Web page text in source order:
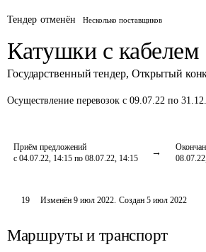
Тендер отменён Несколько поставщиков
Катушки с кабелем
Государственный тендер, Открытый
Осуществление перевозок с 09.07.22 по
Приём предложений
с 04.07.22, 14:15 по 08.07.22, 14:15
19 Изменён9 июл 2022. Создан 5 июл 2022
Маршруты и транспорт